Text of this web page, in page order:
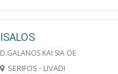
ISALOS
D.GALANOS KAI SIA OE
SERIFOS - LIVADI